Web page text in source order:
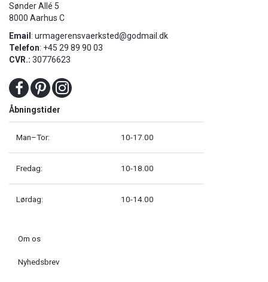
Sønder Allé 5
8000 Aarhus C
Email : urmagerensvaerksted@godmail.dk
Telefon: +45 29 89 90 03
CVR.: 30776623
Åbningstider
Man–Tor: 10-17.00
Fredag: 10-18.00
Lørdag: 10-14.00
Om os
Nyhedsbrev